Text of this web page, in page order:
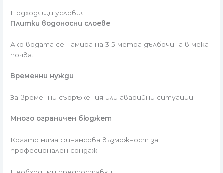
Подходящи условия
Плитки водоносни слоеве
Ако водата се намира на 3-5 метра дълбочина в мека
почва.
Временни нужди
За временни съоръжения или аварийни ситуации.
Много ограничен бюджет
Когато няма финансова възможност за
професионален сондаж.
Необходими предпоставки